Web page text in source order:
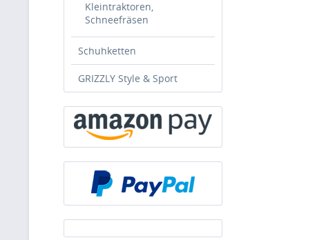
Kleintraktoren,
Schneefräsen
Schuhketten
GRIZZLY Style & Sport